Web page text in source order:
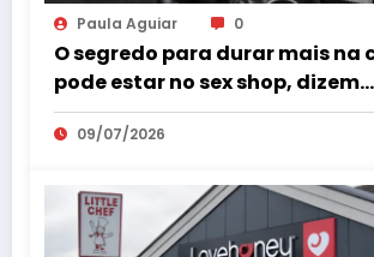
Paula Aguiar 0
O segredo para durar mais na
pode estar no sex shop, dizem
especialistas em saúde sexual
09/07/2026